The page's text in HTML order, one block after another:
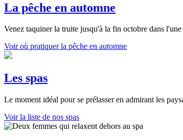
La pêche en automne
Venez taquiner la truite jusqu'à la fin octobre dans
Voir où pratiquer la pêche en automne
Les spas
Le moment idéal pour se prélasser en admirant les
Voir la liste de nos spas